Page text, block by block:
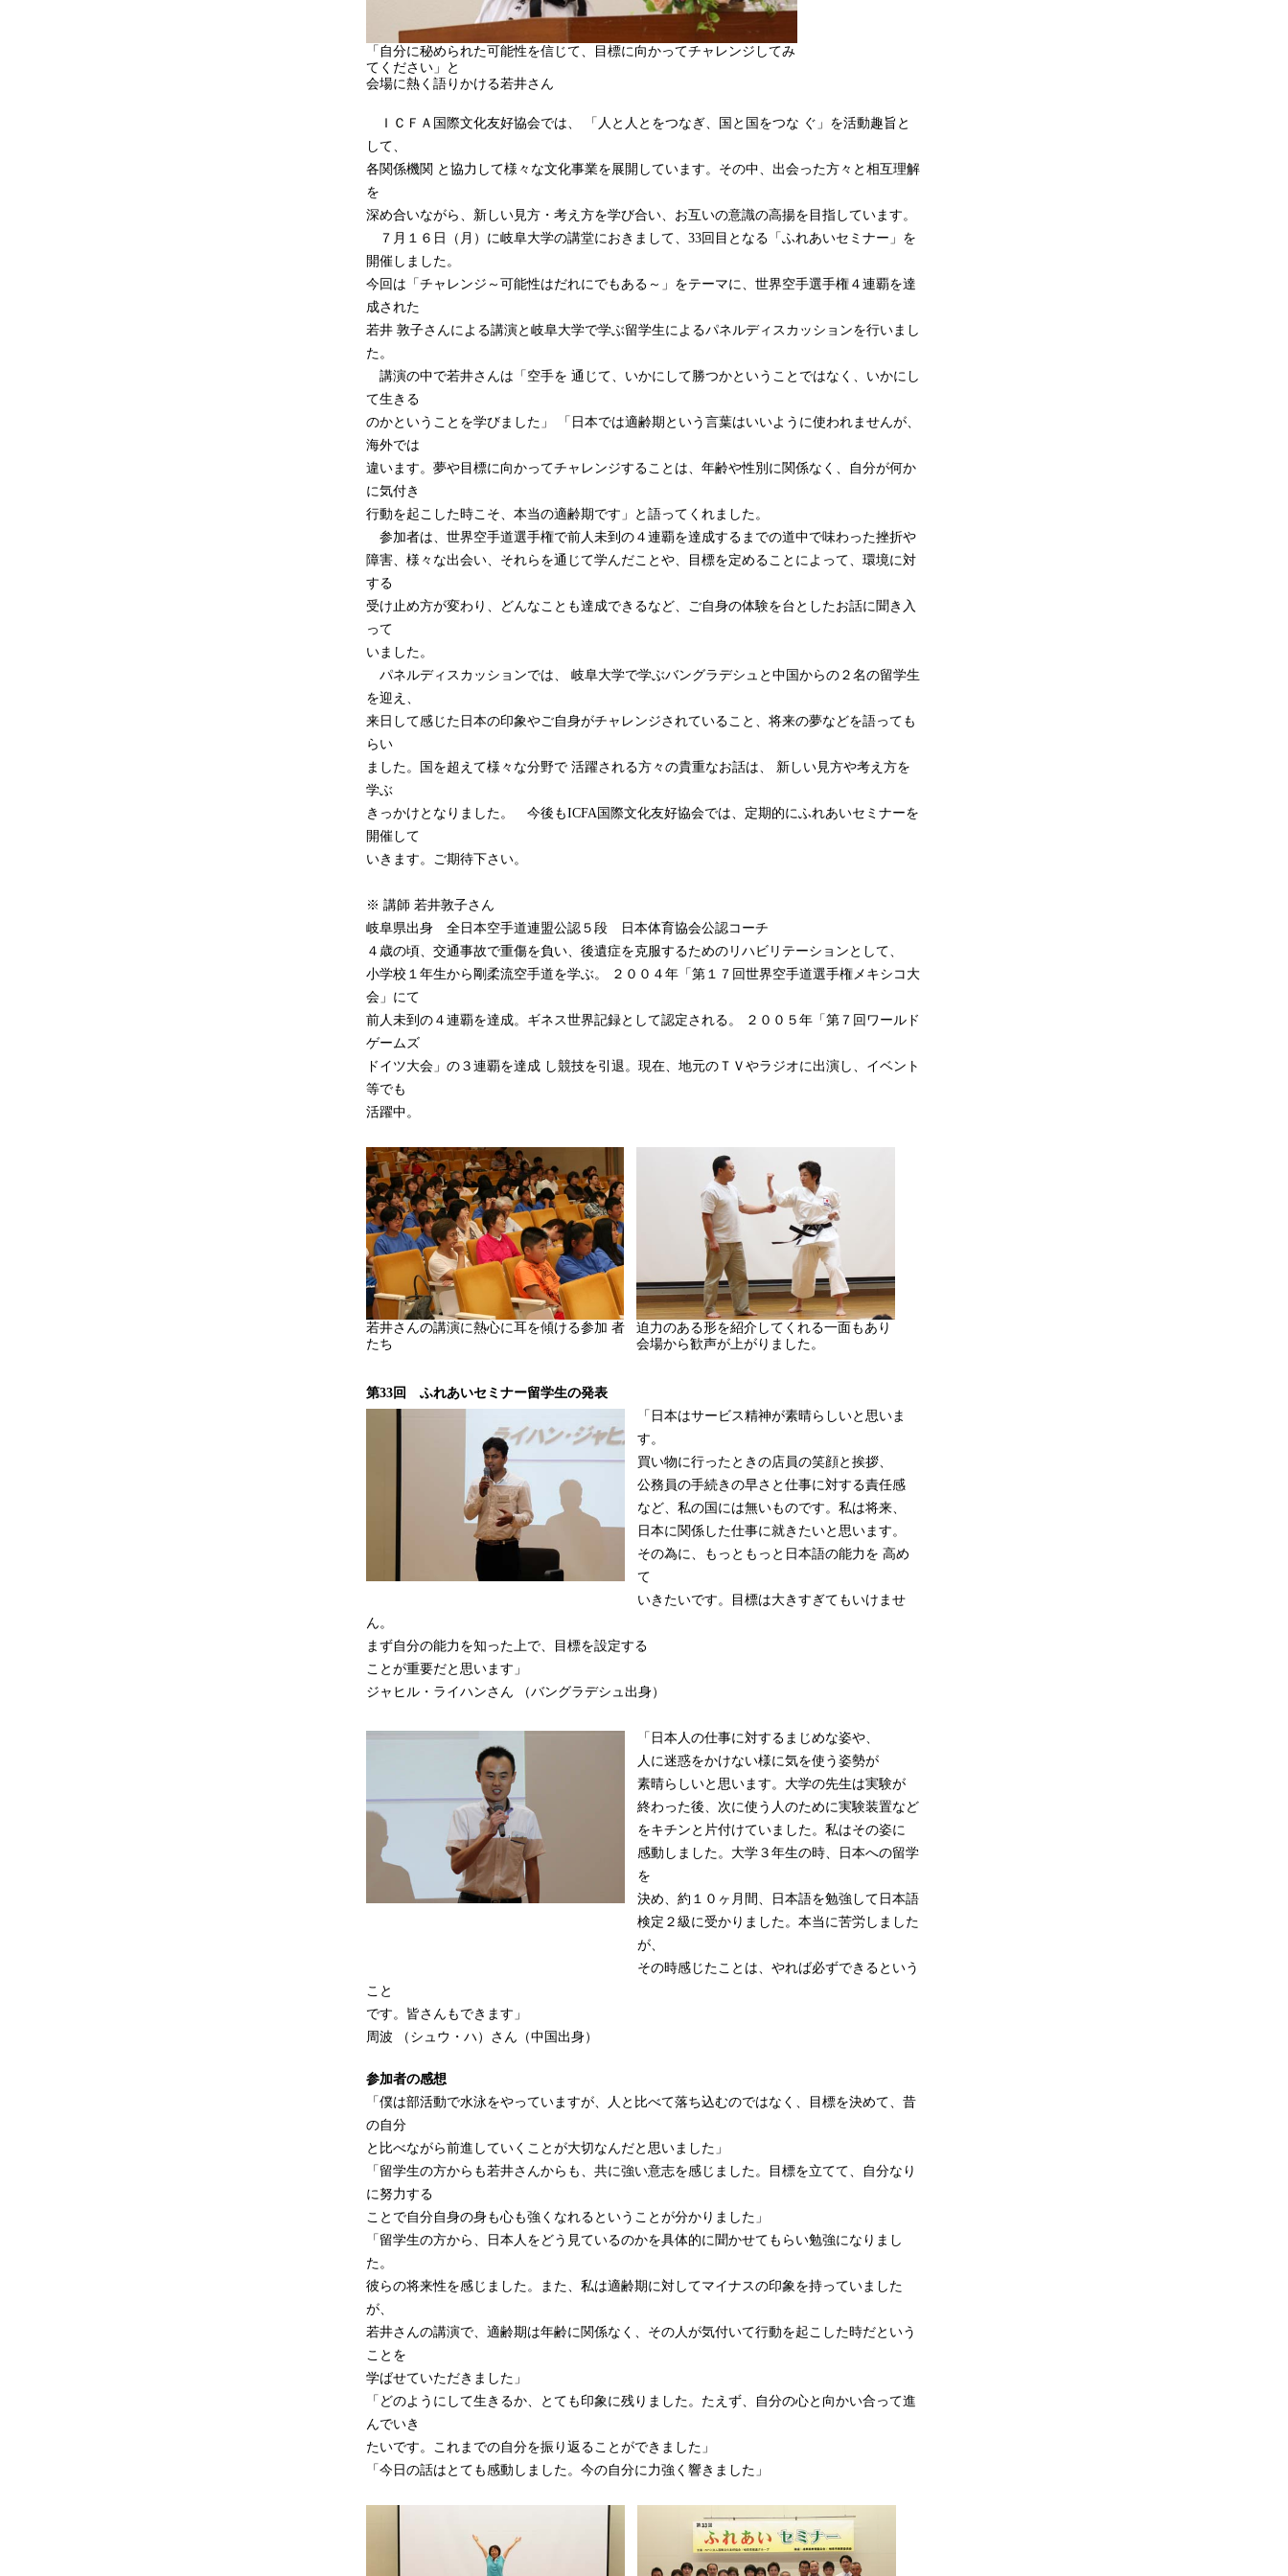
「自分に秘められた可能性を信じて、目標に向かってチャレンジしてみ
てください」と
会場に熱く語りかける若井さん
ＩＣＦＡ国際文化友好協会では、 「人と人とをつなぎ、国と国をつな ぐ」を活動趣旨と
して、
各関係機関 と協力して様々な文化事業を展開しています。その中、出会った方々と相互理解
を
深め合いながら、新しい見方・考え方を学び合い、お互いの意識の高揚を目指しています。
７月１６日（月）に岐阜大学の講堂におきまして、33回目となる「ふれあいセミナー」を
開催しました。
今回は「チャレンジ～可能性はだれにでもある～」をテーマに、世界空手選手権４連覇を達
成された
若井 敦子さんによる講演と岐阜大学で学ぶ留学生によるパネルディスカッションを行いまし
た。
講演の中で若井さんは「空手を 通じて、いかにして勝つかということではなく、いかにし
て生きる
のかということを学びました」 「日本では適齢期という言葉はいいように使われませんが、
海外では
違います。夢や目標に向かってチャレンジすることは、年齢や性別に関係なく、自分が何か
に気付き
行動を起こした時こそ、本当の適齢期です」と語ってくれました。
参加者は、世界空手道選手権で前人未到の４連覇を達成するまでの道中で味わった挫折や
障害、様々な出会い、それらを通じて学んだことや、目標を定めることによって、環境に対
する
受け止め方が変わり、どんなことも達成できるなど、ご自身の体験を台としたお話に聞き入
って
いました。
パネルディスカッションでは、 岐阜大学で学ぶバングラデシュと中国からの２名の留学生
を迎え、
来日して感じた日本の印象やご自身がチャレンジされていること、将来の夢などを語っても
らい
ました。国を超えて様々な分野で 活躍される方々の貴重なお話は、 新しい見方や考え方を
学ぶ
きっかけとなりました。 今後もICFA国際文化友好協会では、定期的にふれあいセミナーを
開催して
いきます。ご期待下さい。
※ 講師 若井敦子さん
岐阜県出身 全日本空手道連盟公認５段 日本体育協会公認コーチ
４歳の頃、交通事故で重傷を負い、後遺症を克服するためのリハビリテーションとして、
小学校１年生から剛柔流空手道を学ぶ。 ２００４年「第１７回世界空手道選手権メキシコ大
会」にて
前人未到の４連覇を達成。ギネス世界記録として認定される。 ２００５年「第７回ワールド
ゲームズ
ドイツ大会」の３連覇を達成 し競技を引退。現在、地元のＴＶやラジオに出演し、イベント
等でも
活躍中。
若井さんの講演に熱心に耳を傾ける参加 者
たち
迫力のある形を紹介してくれる一面もあり
会場から歓声が上がりました。
第33回 ふれあいセミナー留学生の発表
「日本はサービス精神が素晴らしいと思いま
す。
買い物に行ったときの店員の笑顔と挨拶、
公務員の手続きの早さと仕事に対する責任感
など、私の国には無いものです。私は将来、
日本に関係した仕事に就きたいと思います。
その為に、もっともっと日本語の能力を 高め
て
いきたいです。目標は大きすぎてもいけませ
ん。
まず自分の能力を知った上で、目標を設定する
ことが重要だと思います」
ジャヒル・ライハンさん （バングラデシュ出身）
「日本人の仕事に対するまじめな姿や、
人に迷惑をかけない様に気を使う姿勢が
素晴らしいと思います。大学の先生は実験が
終わった後、次に使う人のために実験装置など
をキチンと片付けていました。私はその姿に
感動しました。大学３年生の時、日本への留学
を
決め、約１０ヶ月間、日本語を勉強して日本語
検定２級に受かりました。本当に苦労しました
が、
その時感じたことは、やれば必ずできるという
こと
です。皆さんもできます」
周波 （シュウ・ハ）さん（中国出身）
参加者の感想
「僕は部活動で水泳をやっていますが、人と比べて落ち込むのではなく、目標を決めて、昔
の自分
と比べながら前進していくことが大切なんだと思いました」
「留学生の方からも若井さんからも、共に強い意志を感じました。目標を立てて、自分なり
に努力する
ことで自分自身の身も心も強くなれるということが分かりました」
「留学生の方から、日本人をどう見ているのかを具体的に聞かせてもらい勉強になりまし
た。
彼らの将来性を感じました。また、私は適齢期に対してマイナスの印象を持っていました
が、
若井さんの講演で、適齢期は年齢に関係なく、その人が気付いて行動を起こした時だという
ことを
学ばせていただきました」
「どのようにして生きるか、とても印象に残りました。たえず、自分の心と向かい合って進
んでいき
たいです。これまでの自分を振り返ることができました」
「今日の話はとても感動しました。今の自分に力強く響きました」